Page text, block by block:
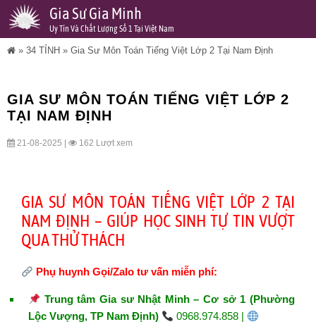
Gia Sư Gia Minh
Uy Tín Và Chất Lượng Số 1 Tại Việt Nam
» 34 TỈNH » Gia Sư Môn Toán Tiếng Việt Lớp 2 Tại Nam Định
GIA SƯ MÔN TOÁN TIẾNG VIỆT LỚP 2
TẠI NAM ĐỊNH
21-08-2025 | 162 Lượt xem
GIA SƯ MÔN TOÁN TIẾNG VIỆT LỚP 2 TẠI
NAM ĐỊNH – GIÚP HỌC SINH TỰ TIN VƯỢT
QUA THỬ THÁCH
Phụ huynh Gọi/Zalo tư vấn miễn phí:
Trung tâm Gia sư Nhật Minh – Cơ sở 1 (Phường
Lộc Vượng, TP Nam Định)
0968.974.858 |